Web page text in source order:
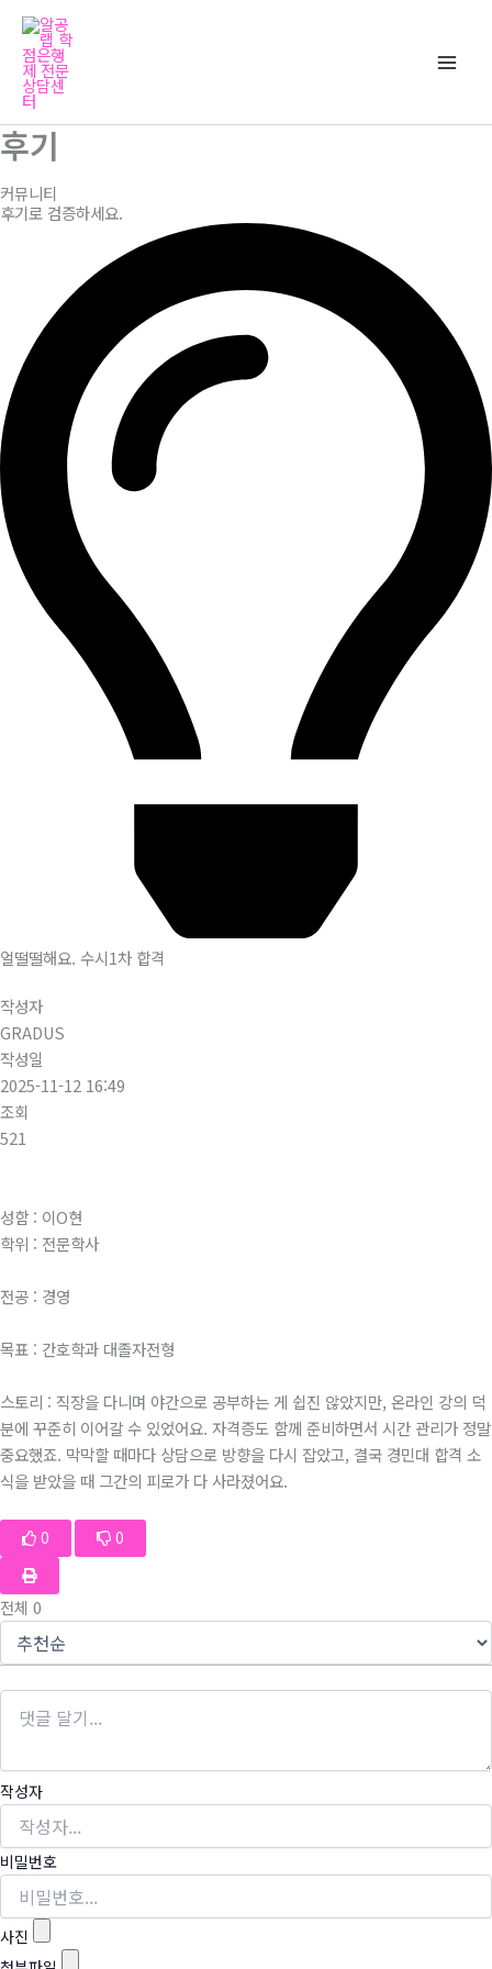
너
기
후기
커뮤니티
후기로 검증하세요.
얼떨떨해요. 수시1차 합격
작성자
GRADUS
작성일
2025-11-12 16:49
조회
521
성함 : 이O현
학위 : 전문학사
전공 : 경영
목표 : 간호학과 대졸자전형
스토리 : 직장을 다니며 야간으로 공부하는 게 쉽진 않았지만, 온라인 강의 덕
분에 꾸준히 이어갈 수 있었어요. 자격증도 함께 준비하면서 시간 관리가 정말
중요했죠. 막막할 때마다 상담으로 방향을 다시 잡았고, 결국 경민대 합격 소
식을 받았을 때 그간의 피로가 다 사라졌어요.
0 0
전체 0
작성자
비밀번호
사진